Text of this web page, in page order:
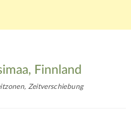
Finnland
Zeitverschiebung